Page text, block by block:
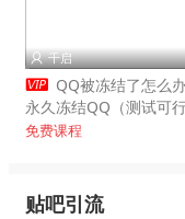
 千启
 QQ被冻结了怎么
永久冻结QQ（测试可行
免费课程
贴吧引流